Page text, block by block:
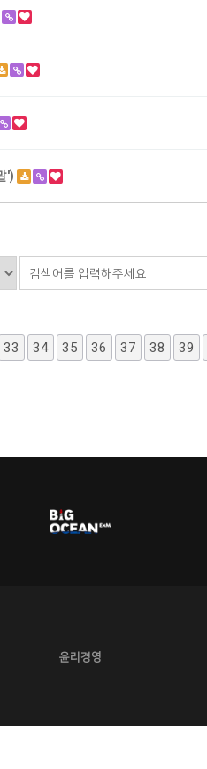
')
33 34 35 36 37 38 39
윤리경영